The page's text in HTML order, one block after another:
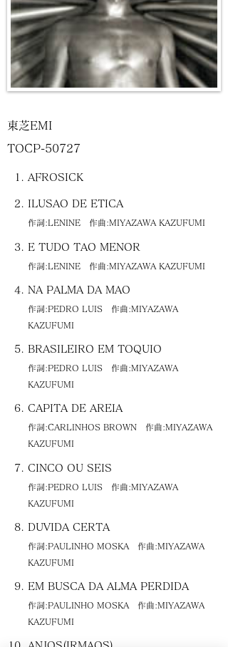
AFROSICK
ILUSAO DE ETICA
作詞:LENINE 作曲:MIYAZAWA KAZUFUMI
E TUDO TAO MENOR
作詞:LENINE 作曲:MIYAZAWA KAZUFUMI
NA PALMA DA MAO
作詞:PEDRO LUIS 作曲:MIYAZAWA
KAZUFUMI
BRASILEIRO EM TOQUIO
作詞:PEDRO LUIS 作曲:MIYAZAWA
KAZUFUMI
CAPITA DE AREIA
作詞:CARLINHOS BROWN 作曲:MIYAZAWA
KAZUFUMI
CINCO OU SEIS
作詞:PEDRO LUIS 作曲:MIYAZAWA
KAZUFUMI
DUVIDA CERTA
作詞:PAULINHO MOSKA 作曲:MIYAZAWA
KAZUFUMI
EM BUSCA DA ALMA PERDIDA
作詞:PAULINHO MOSKA 作曲:MIYAZAWA
KAZUFUMI
東芝EMI
TOCP-50727